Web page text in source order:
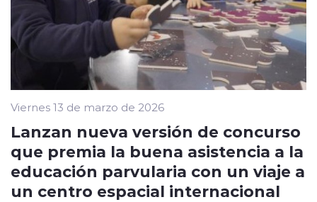
Viernes 13 de marzo de 2026
Lanzan nueva versión de concurso
que premia la buena asistencia a la
educación parvularia con un viaje a
un centro espacial internacional